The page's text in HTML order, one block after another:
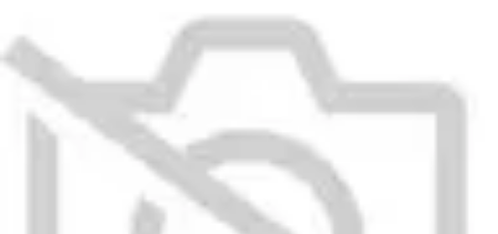
Jardinage
Choix des Légumes
Écologique
Astuces et Conseils
Guide Légumes